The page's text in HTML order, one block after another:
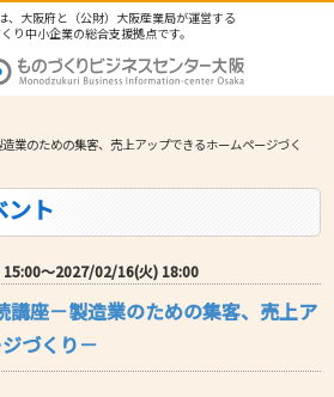
、大阪府と（公財）大阪産業局が運営する
り中小企業の総合支援拠点です。
業のための集客、売上アップできるホームページづく
ント
15:00〜2027/02/16(火) 18:00
講座－製造業のための集客、売上ア
づくり－